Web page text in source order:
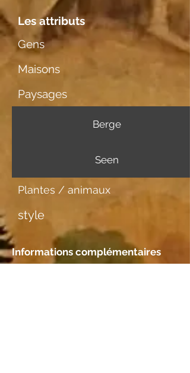
Les attributs
Gens
Maisons
Paysages
Berge
Seen
Plantes / animaux
style
Informations complémentaires